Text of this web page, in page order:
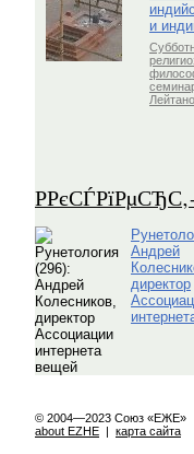
и
Андрей
директор
© 2004—2023 Союз «ЕЖЕ»
about EZHE | карта сайта